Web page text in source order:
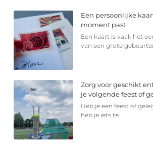
Een persoonlijke
moment past
Een kaart is vaak het
van een grote
Zorg voor geschikt
je volgende feest of
Heb je een feest of
heb je iets te